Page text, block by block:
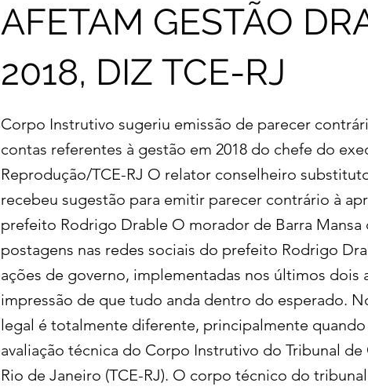
AFETAM GESTÃO
2018, DIZ TCE-RJ
Corpo Instrutivo sugeriu emissão de parecer
contas referentes à gestão em 2018 do chefe do
Reprodução/TCE-RJ O relator conselheiro
recebeu sugestão para emitir parecer contrário à
prefeito Rodrigo Drable O morador de Barra Mansa
postagens nas redes sociais do prefeito Rodrigo
ações de governo, implementadas nos últimos dois
impressão de que tudo anda dentro do esperado.
legal é totalmente diferente, principalmente quando
avaliação técnica do Corpo Instrutivo do Tribunal
Rio de Janeiro (TCE-RJ). O corpo técnico do